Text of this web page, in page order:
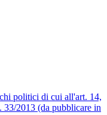
politici di cui all'art. 14,
33/2013 (da pubblicare in